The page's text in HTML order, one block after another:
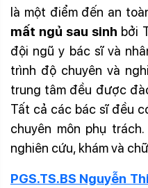
là một điểm đến an
mất ngủ sau sinh bởi
đội ngũ y bác sĩ và
trình độ chuyên và
trung tâm đều được
Tất cả các bác sĩ đều
chuyên môn phụ
nghiên cứu, khám và
PGS.TS.BS Nguyễn